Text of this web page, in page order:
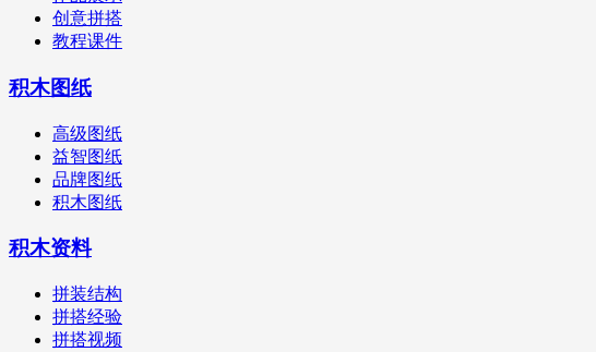
创意拼搭
教程课件
积木图纸
高级图纸
益智图纸
品牌图纸
积木图纸
积木资料
拼装结构
拼搭经验
拼搭视频